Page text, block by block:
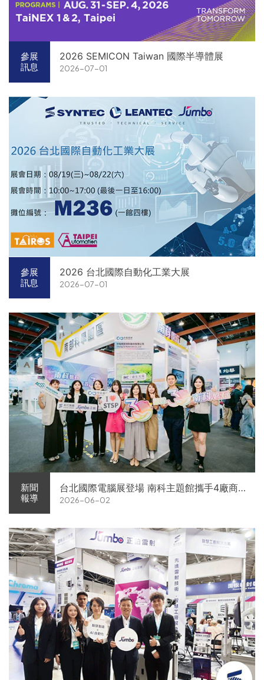
參展
訊息
2026 SEMICON Taiwan 國際半導體展
2026-07-01
參展
訊息
2026 台北國際自動化工業大展
2026-07-01
新聞
報導
台北國際電腦展登場 南科主題館攜手4廠商
展現AI供應鏈實力
2026-06-02